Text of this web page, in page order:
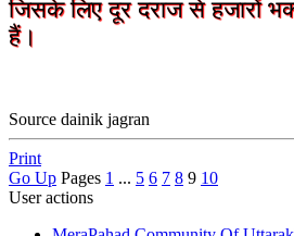
जिसके लिए दूर दराज से हजारों
हैं।
Source dainik jagran
Print
Go Up Pages 1 ... 5 6 7 8 9 10
User actions